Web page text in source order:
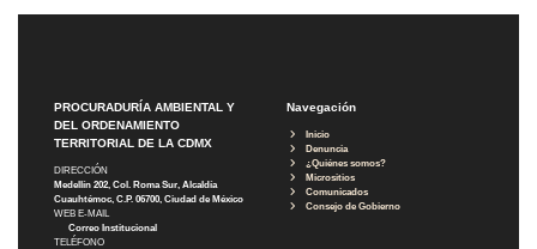
PROCURADURÍA AMBIENTAL Y
DEL ORDENAMIENTO
TERRITORIAL DE LA CDMX
DIRECCIÓN
Medellín 202, Col. Roma Sur, Alcaldía
Cuauhtémoc, C.P. 06700, Ciudad de México
WEB E-MAIL
Correo Institucional
TELÉFONO
Navegación
Inicio
Denuncia
¿Quiénes somos?
Micrositios
Comunicados
Consejo de Gobierno